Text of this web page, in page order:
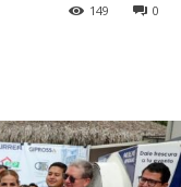
0
149